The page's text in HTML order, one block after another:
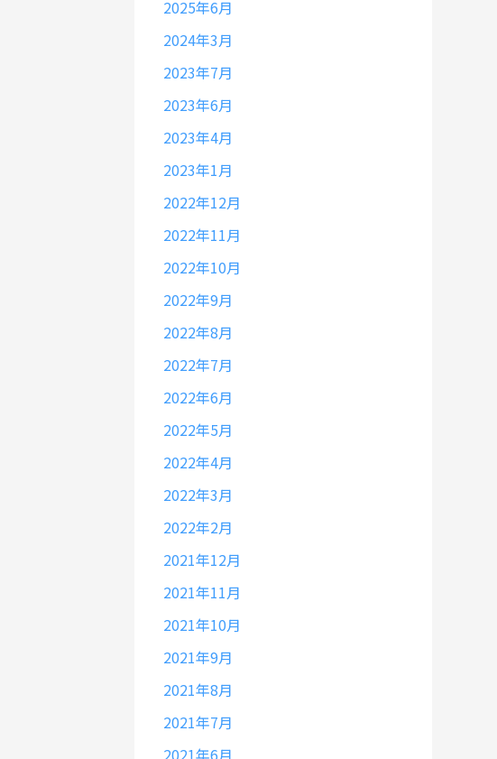
2025年6月
2024年3月
2023年7月
2023年6月
2023年4月
2023年1月
2022年12月
2022年11月
2022年10月
2022年9月
2022年8月
2022年7月
2022年6月
2022年5月
2022年4月
2022年3月
2022年2月
2021年12月
2021年11月
2021年10月
2021年9月
2021年8月
2021年7月